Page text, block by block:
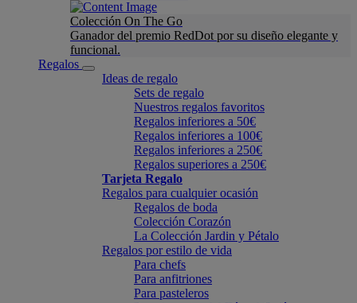
Colección On The Go
Ganador del premio RedDot por su diseño elegante y
funcional.
Regalos
Ideas de regalo
Sets de regalo
Nuestros regalos favoritos
Regalos inferiores a 50€
Regalos inferiores a 100€
Regalos inferiores a 250€
Regalos superiores a 250€
Tarjeta Regalo
Regalos para cualquier ocasión
Regalos de boda
Colección Corazón
La Colección Jardin y Pétalo
Regalos por estilo de vida
Para chefs
Para anfitriones
Para pasteleros